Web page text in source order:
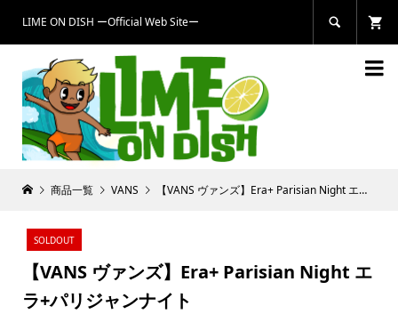
LIME ON DISH ーOfficial Web Siteー 

商品一覧 VANS 【VANS ヴァンズ】Era+ Parisian Night エラ+パリジャンナイト
SOLDOUT
【VANS ヴァンズ】Era+ Parisian Night エ
ラ+パリジャンナイト